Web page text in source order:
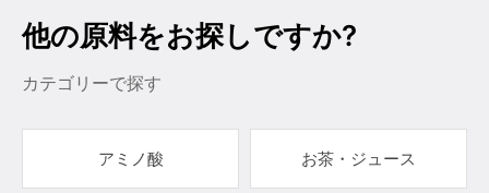
他の原料をお探しですか?
カテゴリーで探す
アミノ酸 お茶・ジュース